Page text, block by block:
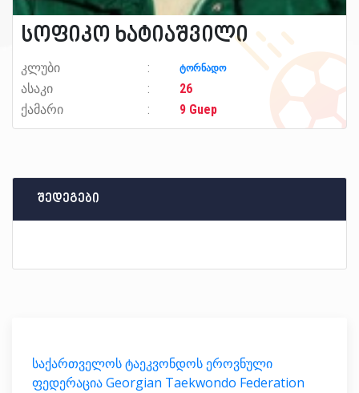
სოფიკო ხატიაშვილი
კლუბი ტორნადო
ასაკი
26
ქამარი
9 Guep
შედეგები
საქართველოს ტაეკვონდოს ეროვნული
ფედერაცია Georgian Taekwondo Federation